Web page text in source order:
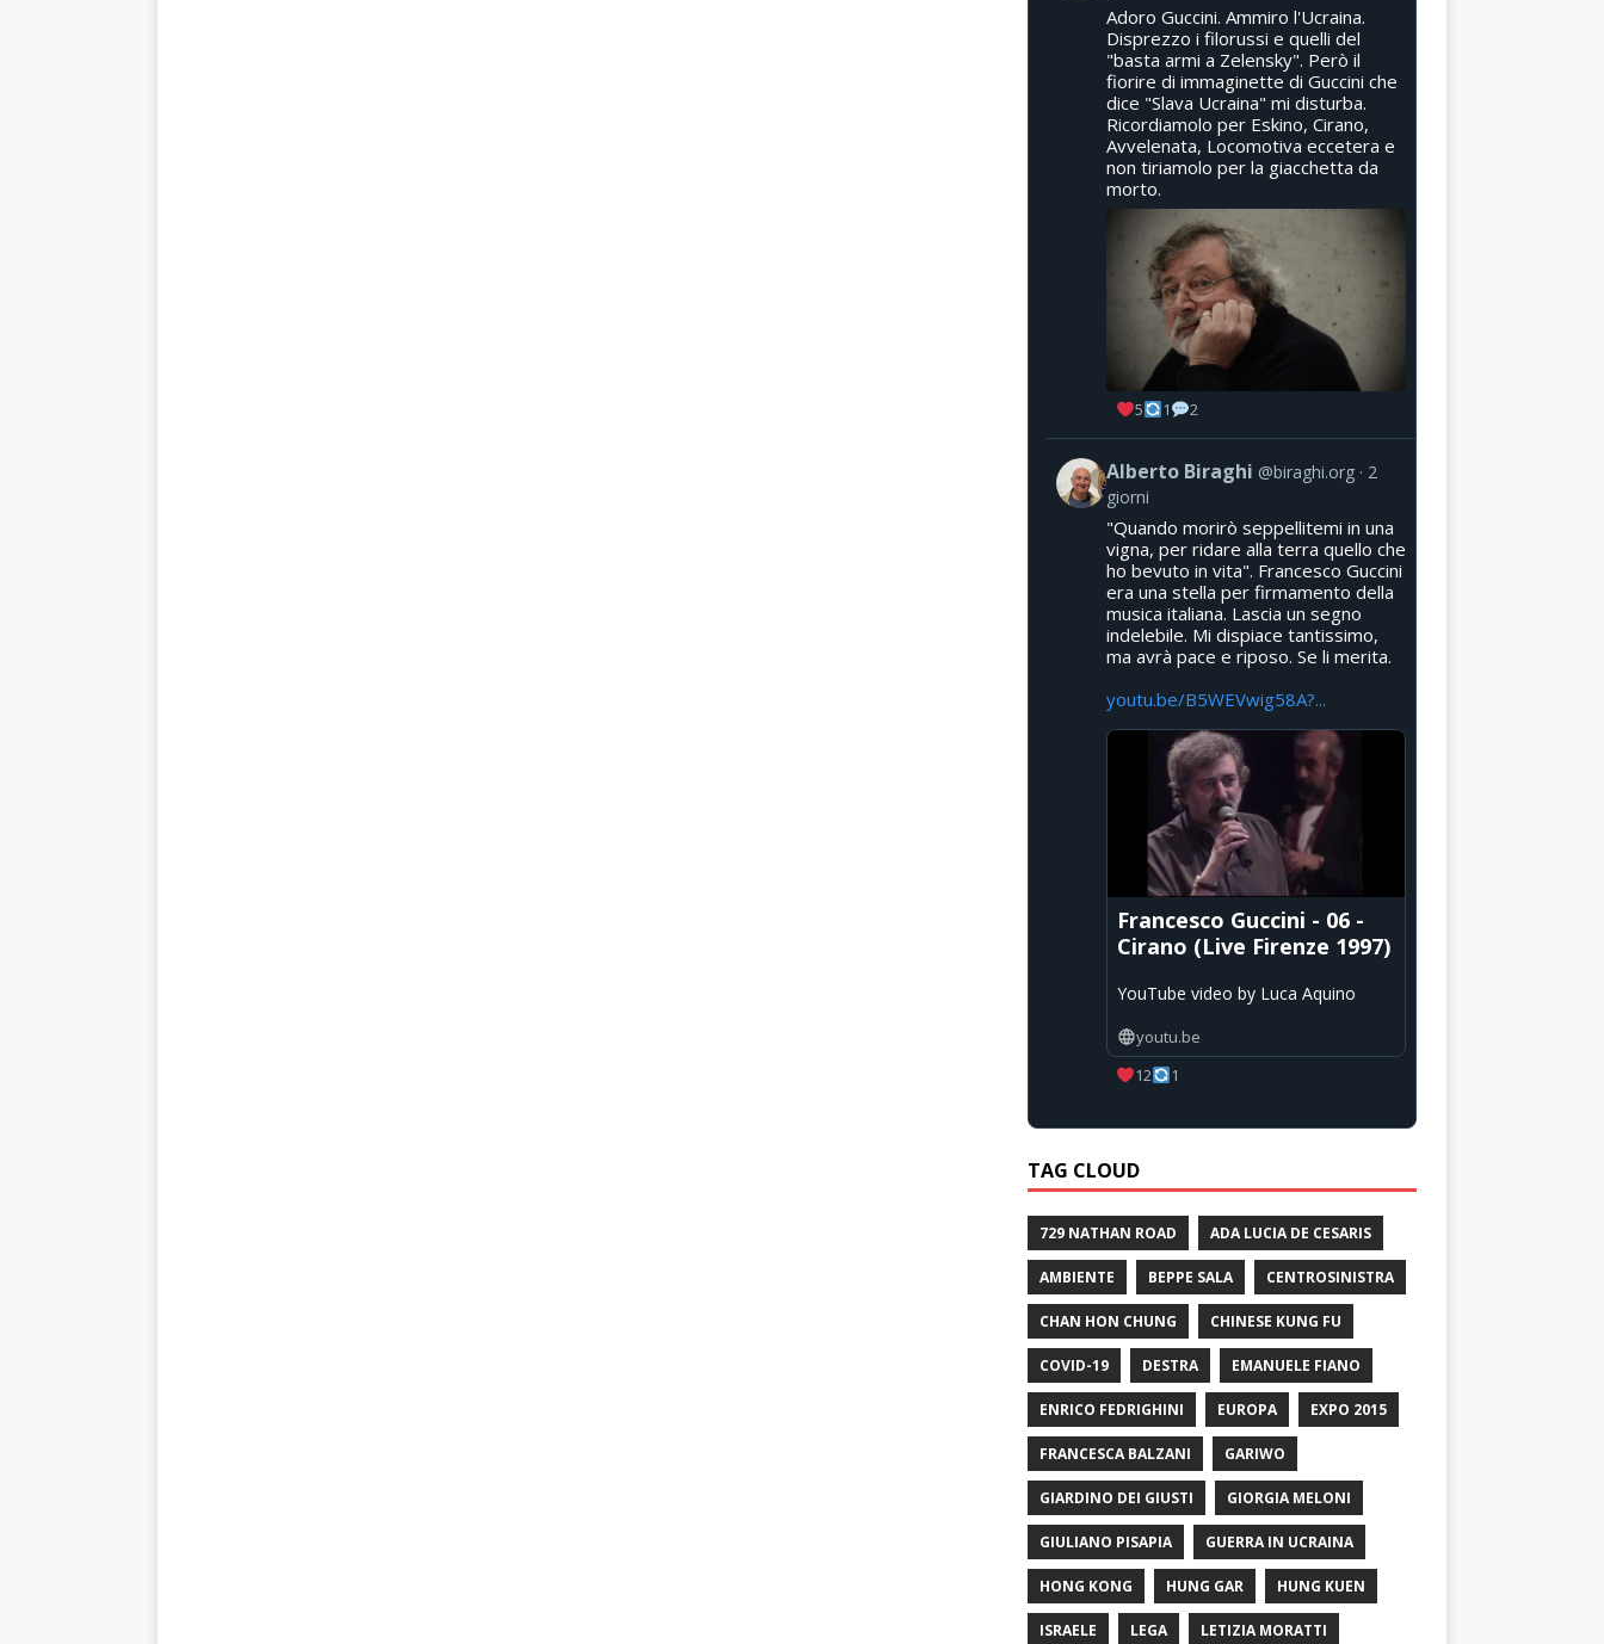
Adoro Guccini. Ammiro l'Ucraina.
Disprezzo i filorussi e quelli del
"basta armi a Zelensky". Però il
fiorire di immaginette di Guccini che
dice "Slava Ucraina" mi disturba.
Ricordiamolo per Eskino, Cirano,
Avvelenata, Locomotiva eccetera e
non tiriamolo per la giacchetta da
morto.
5 1 2
Alberto Biraghi @biraghi.org
2
giorni
"Quando morirò seppellitemi in una
vigna, per ridare alla terra quello che
ho bevuto in vita". Francesco Guccini
era una stella per firmamento della
musica italiana. Lascia un segno
indelebile. Mi dispiace tantissimo,
ma avrà pace e riposo. Se li merita.
youtu.be/B5WEVwig58A?...
Francesco Guccini - 06 -
Cirano (Live Firenze 1997)
YouTube video by Luca Aquino
youtu.be
12
1
TAG CLOUD
729 NATHAN ROAD ADA LUCIA DE CESARIS
AMBIENTE BEPPE SALA CENTROSINISTRA
CHAN HON CHUNG CHINESE KUNG FU
COVID-19 DESTRA EMANUELE FIANO
ENRICO FEDRIGHINI EUROPA EXPO 2015
FRANCESCA BALZANI GARIWO
GIARDINO DEI GIUSTI GIORGIA MELONI
GIULIANO PISAPIA GUERRA IN UCRAINA
HONG KONG HUNG GAR HUNG KUEN
ISRAELE LEGA LETIZIA MORATTI